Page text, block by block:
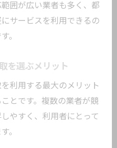
簿が中古車買取で生き
アで査定額アップを
終チェックポイントを
歴提出が有利になる根
田空港の中古車買取事
囲が広い業者も多く、都
サービスを利用できるの
。
を選ぶメリット
利用する最大のメリット
とです。複数の業者が競
やすく、利用者にとって
。